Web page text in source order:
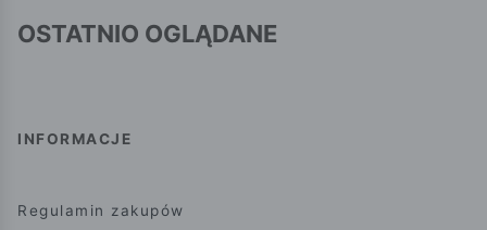
OSTATNIO OGLĄDANE
INFORMACJE
Regulamin zakupów